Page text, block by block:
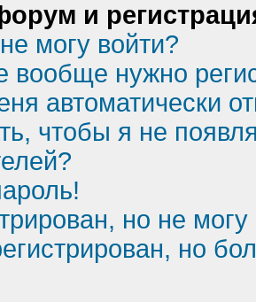
и
могу войти?
вообще нужно
автоматически
чтобы я не
но не могу
но